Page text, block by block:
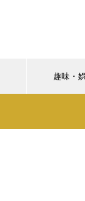
趣味・